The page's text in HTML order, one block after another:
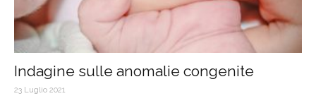
Indagine sulle anomalie congenite
23 Luglio 2021